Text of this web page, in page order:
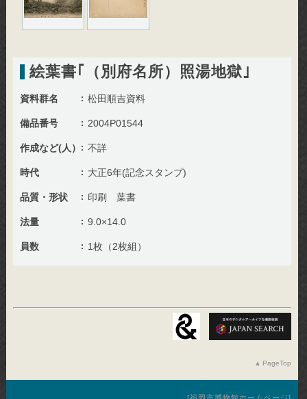
絵葉書｢（別府名所）照湯地獄｣
資料群名 松田順吉資料
備品番号 2004P01544
作成など(人） 不詳
時代 大正6年(記念スタンプ)
品質・形状 印刷 葉書
法量 9.0×14.0
員数 1枚（2枚組）
PageTop